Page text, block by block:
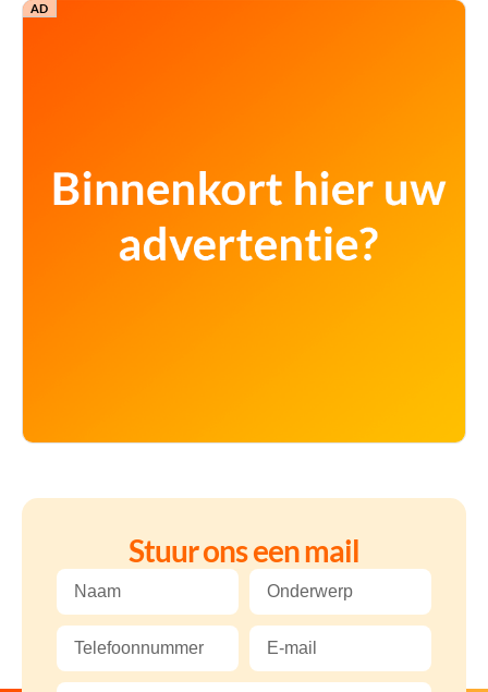
AD
Stuur ons een mail